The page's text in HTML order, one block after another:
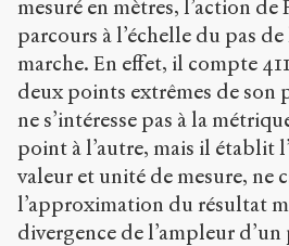
mesuré en mètres, l’action
parcours à l’échelle du pas
marche. En effet, il compte
deux points extrêmes de son
ne s’intéresse pas à la
point à l’autre, mais il établit
valeur et unité de mesure, ne
l’approximation du résultat
divergence de l’ampleur d’un